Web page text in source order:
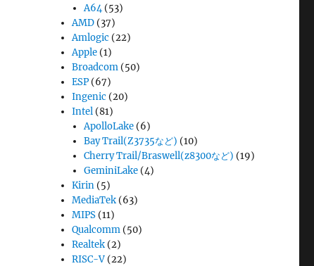
A64(53)
AMD (37)
Amlogic (22)
Apple (1)
Broadcom (50)
ESP (67)
Ingenic (20)
Intel (81)
ApolloLake(6)
Bay Trail(Z3735など) (10)
Cherry Trail/Braswell(z8300など) (19)
GeminiLake(4)
Kirin (5)
MediaTek (63)
MIPS (11)
Qualcomm (50)
Realtek (2)
RISC-V (22)